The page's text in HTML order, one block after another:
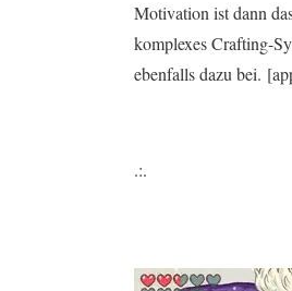
Motivation ist dann
komplexes Crafting-
ebenfalls dazu bei.
.:.